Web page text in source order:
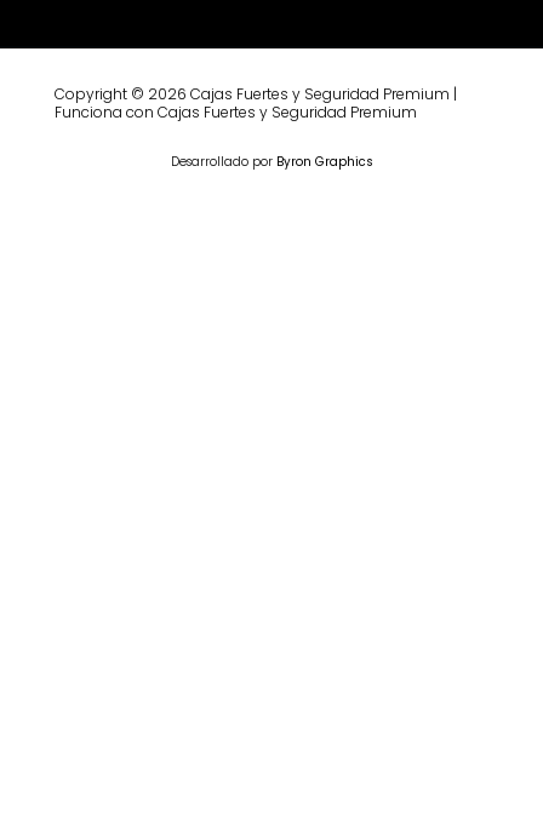
Copyright © 2026 Cajas Fuertes y Seguridad Premium |
Funciona con Cajas Fuertes y Seguridad Premium
Desarrollado por Byron Graphics